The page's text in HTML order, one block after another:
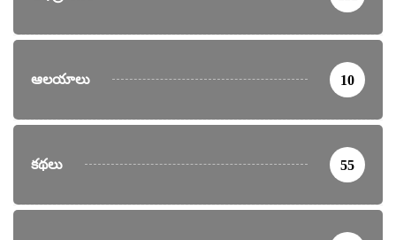
ఆలయాలు 10
కథలు 55